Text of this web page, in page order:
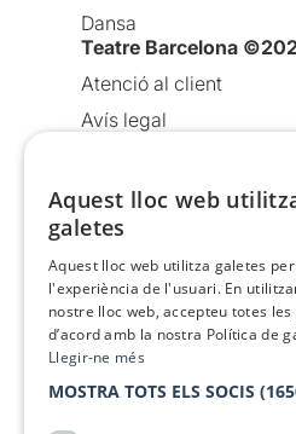
Dansa
Teatre Barcelona
Atenció al client
Avís legal
Política de cookies
Condicions d’ús
Comunicacions
Anuncia’t
Vull rebre la
Aquest lloc web
galetes
Aquest lloc web utilitza galetes
l'experiència de l'usuari. En
nostre lloc web, accepteu totes les
d’acord amb la nostra Política de
Llegir-ne més
MOSTRA TOTS ELS SOCIS